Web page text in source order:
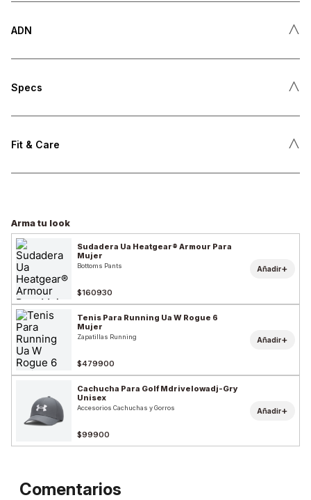
ADN ˄
Specs ˄
Fit & Care ˄
Arma tu look
Sudadera Ua Heatgear® Armour Para
Mujer
Bottoms Pants
$160930
Añadir+
Tenis Para Running Ua W Rogue 6
Mujer
Zapatillas Running
$479900
Añadir+
Cachucha Para Golf Mdrivelowadj-Gry
Unisex
Accesorios Cachuchas y Gorros
$99900
Añadir+
Comentarios